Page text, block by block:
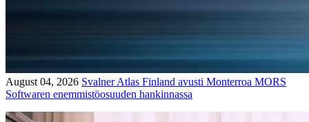
August 04, 2026 Svalner Atlas Finland avusti Monterroa MORS
Softwaren enemmistöosuuden hankinnassa